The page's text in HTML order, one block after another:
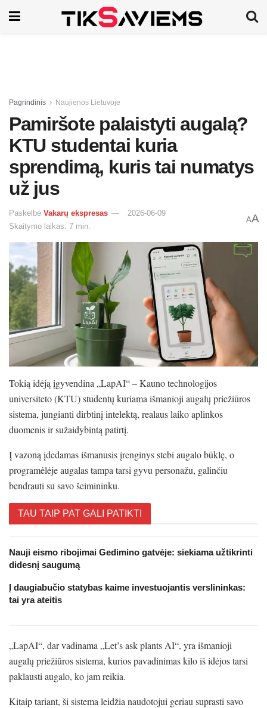
Pagrindinis Naujienos Lietuvoje
Pamiršote palaistyti augalą?
KTU studentai kuria
sprendimą, kuris tai numatys
už jus
Paskelbė Vakarų ekspresas
2026-06-09
Skaitymo laikas: 7 min.
AA
Tokią idėją įgyvendina „LapAI“ – Kauno technologijos
universiteto (KTU) studentų kuriama išmanioji augalų priežiūros
sistema, jungianti dirbtinį intelektą, realaus laiko aplinkos
duomenis ir sužaidybintą patirtį.
Į vazoną įdedamas išmanusis įrenginys stebi augalo būklę, o
programėlėje augalas tampa tarsi gyvu personažu, galinčiu
bendrauti su savo šeimininku.
TAU TAIP PAT GALI PATIKTI
Nauji eismo ribojimai Gedimino gatvėje: siekiama užtikrinti
didesnį saugumą
Į daugiabučio statybas kaime investuojantis verslininkas:
tai yra ateitis
„LapAI“, dar vadinama „Let’s ask plants AI“, yra išmanioji
augalų priežiūros sistema, kurios pavadinimas kilo iš idėjos tarsi
paklausti augalo, ko jam reikia.
Kitaip tariant, ši sistema leidžia naudotojui geriau suprasti savo